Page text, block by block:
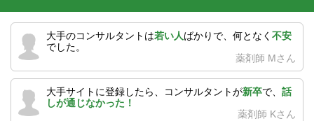
大手のコンサルタントは若い人ばかりで、何となく 不安
でした。
薬剤師 Mさん
大手サイトに登録したら、コンサルタントが新卒で、 話
しが通じなかった！
薬剤師 Kさん